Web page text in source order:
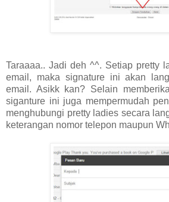
Taraaaa.. Jadi deh ^^. Setiap pretty
email, maka signature ini akan
email. Asikk kan? Selain
siganture ini juga mempermudah
menghubungi pretty ladies secara
keterangan nomor telepon maupun